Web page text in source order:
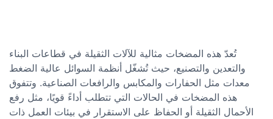
تُعدّ هذه المضخات مثالية للآلات الثقيلة في قطاعات البناء
والتعدين والتصنيع، حيث تُشغّل أنظمة السوائل عالية الضغط
معدات مثل الحفارات والمكابس والرافعات الصناعية. وتتفوق
هذه المضخات في الحالات التي تتطلب أداءً قويًا، مثل رفع
الأحمال الثقيلة أو الحفاظ على الاستقرار في بيئات العمل ذات